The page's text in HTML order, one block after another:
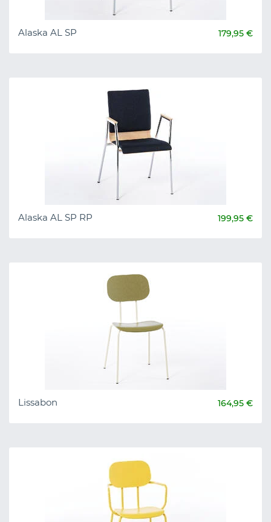
Alaska AL SP 179,95 €
Alaska AL SP RP 199,95 €
Lissabon 164,95 €